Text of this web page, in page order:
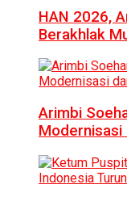
HAN 2026,
Berakhlak
Arimbi
Modernisasi